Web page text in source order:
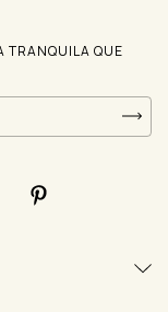
TRANQUILA QUE